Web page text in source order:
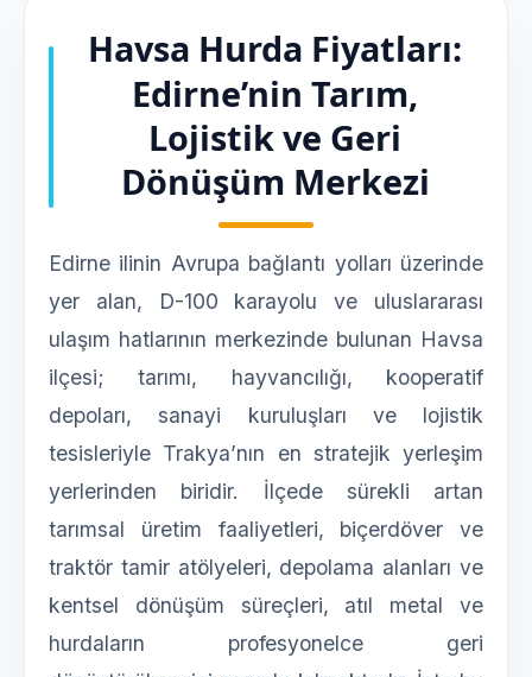
Havsa Hurda Fiyatları:
Edirne’nin Tarım,
Lojistik ve Geri
Dönüşüm Merkezi
Edirne ilinin Avrupa bağlantı yolları üzerinde
yer alan, D-100 karayolu ve uluslararası
ulaşım hatlarının merkezinde bulunan Havsa
ilçesi; tarımı, hayvancılığı, kooperatif
depoları, sanayi kuruluşları ve lojistik
tesisleriyle Trakya’nın en stratejik yerleşim
yerlerinden biridir. İlçede sürekli artan
tarımsal üretim faaliyetleri, biçerdöver ve
traktör tamir atölyeleri, depolama alanları ve
kentsel dönüşüm süreçleri, atıl metal ve
hurdaların profesyonelce geri